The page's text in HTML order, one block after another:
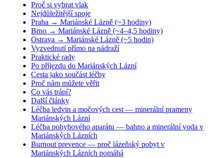
Proč si vybrat vlak
Nejdůležitější spoje
Praha → Mariánské Lázně (~3 hodiny)
Brno → Mariánské Lázně (~4–4,5 hodiny)
Ostrava → Mariánské Lázně (~5 hodin)
Vyzvednutí přímo na nádraží
Praktické rady
Po příjezdu do Mariánských Lázní
Cesta jako součást léčby
Proč nám můžete věřit
Co vás trápí?
Další články
Léčba ledvin a močových cest — minerální prameny
Mariánských Lázní
Léčba pohybového aparátu — bahno a minerální voda v
Mariánských Lázních
Burnout prevence — proč lázeňský pobyt v
Mariánských Lázních pomáhá